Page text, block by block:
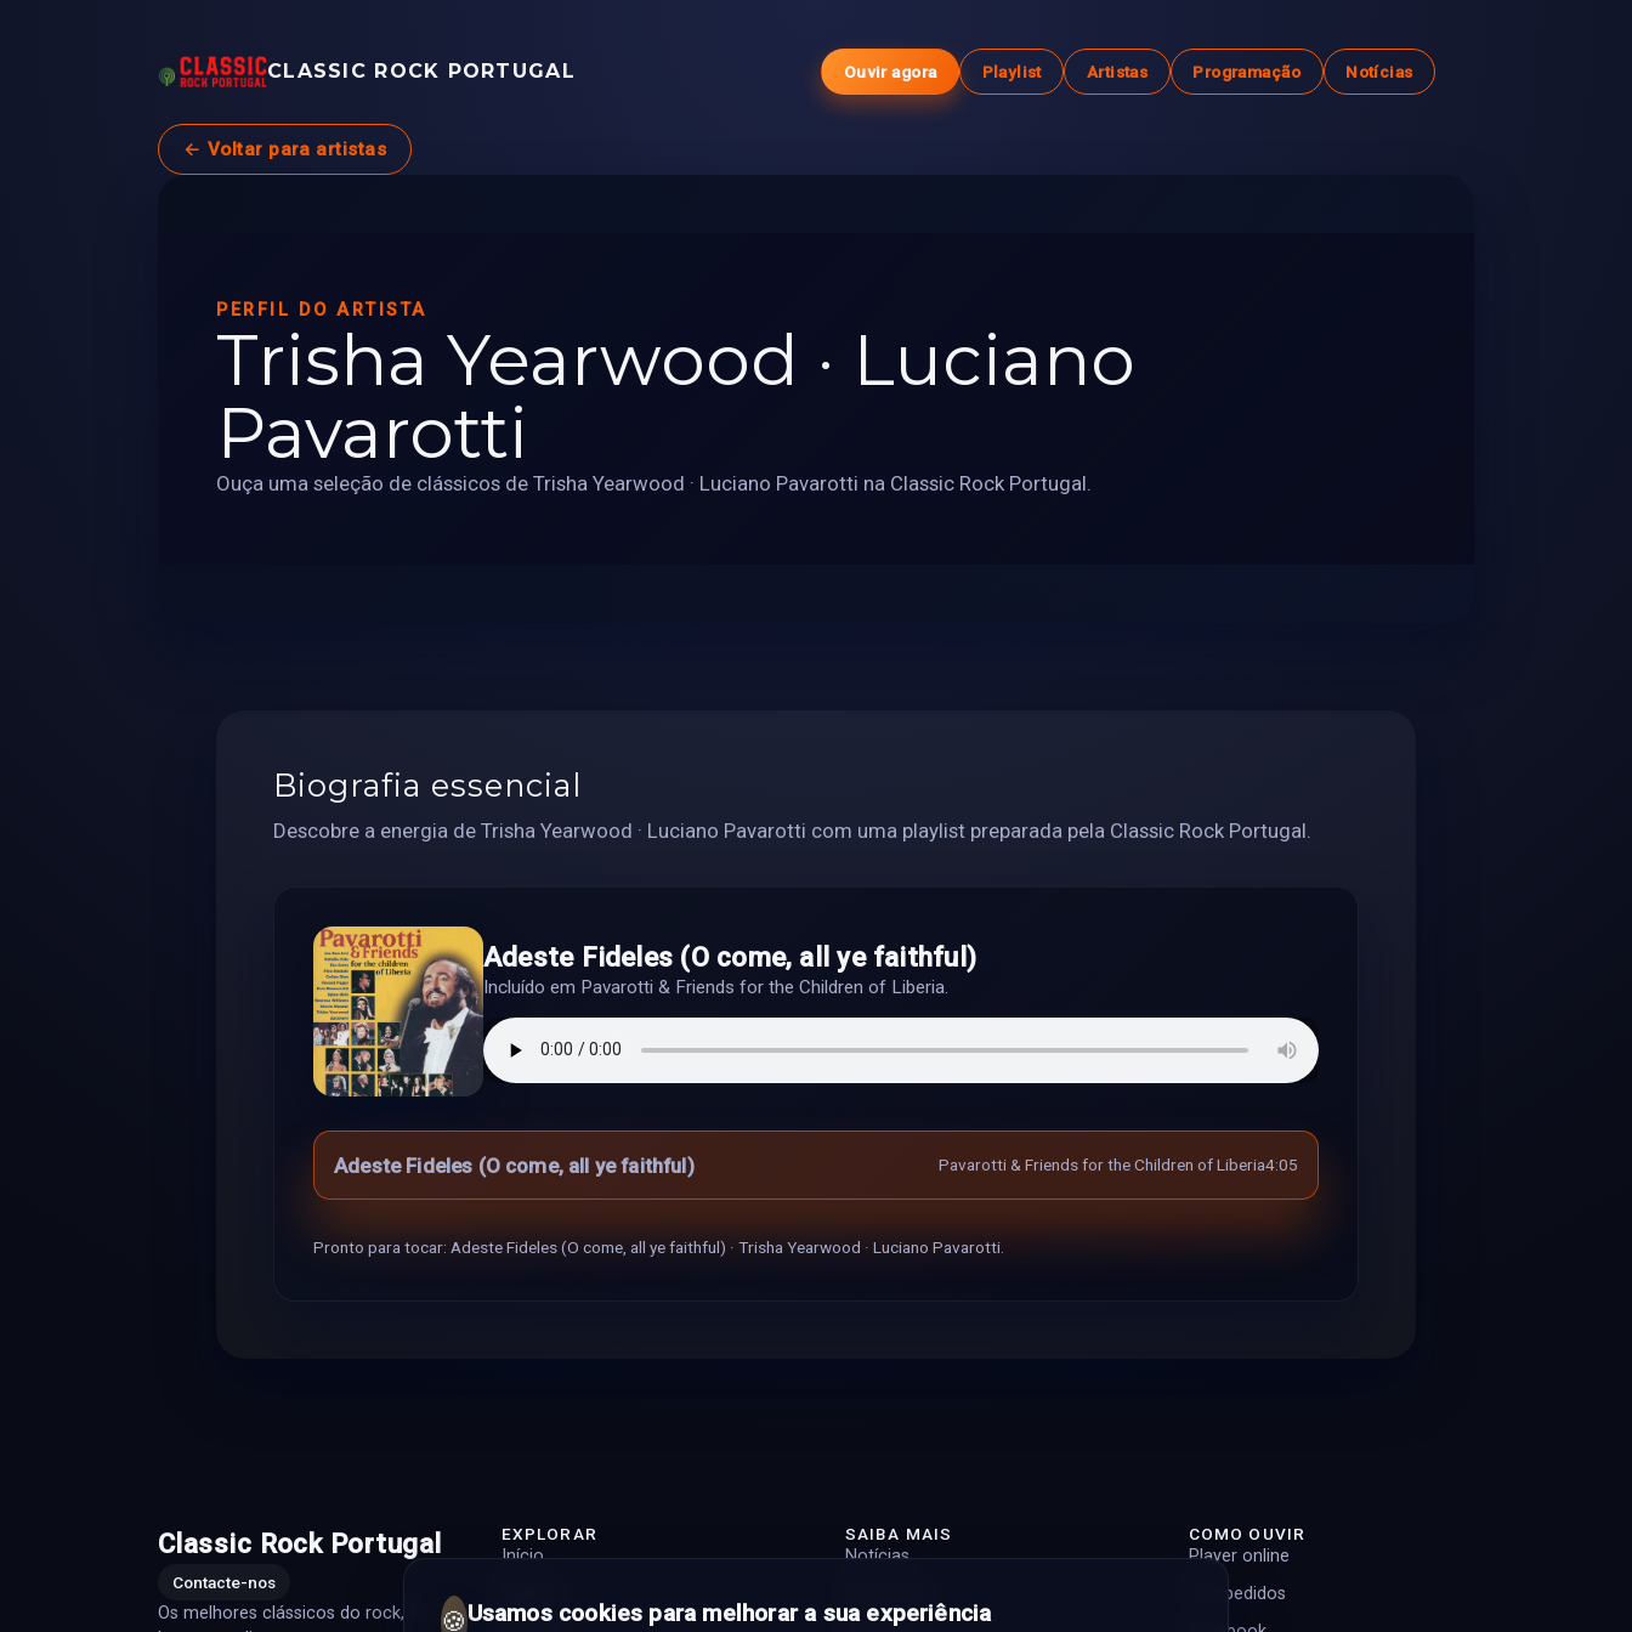
CLASSIC ROCK PORTUGAL Ouvir agora Playlist Artistas Programação Notícias
← Voltar para artistas
PERFIL DO ARTISTA
Trisha Yearwood · Luciano
Pavarotti
Ouça uma seleção de clássicos de Trisha Yearwood · Luciano Pavarotti na Classic Rock Portugal.
Biografia essencial
Descobre a energia de Trisha Yearwood · Luciano Pavarotti com uma playlist preparada pela Classic Rock Portugal.
Adeste Fideles (O come, all ye faithful)
Incluído em Pavarotti & Friends for the Children of Liberia.
Adeste Fideles (O come, all ye faithful) Pavarotti & Friends for the Children of Liberia4:05
Pronto para tocar: Adeste Fideles (O come, all ye faithful) · Trisha Yearwood · Luciano Pavarotti.
Classic Rock Portugal
Contacte-nos
Os melhores clássicos do rock, 24
EXPLORAR
Início
SAIBA MAIS
Notícias
COMO OUVIR
Player online
Top pedidos
🍪Usamos cookies para melhorar a sua experiência